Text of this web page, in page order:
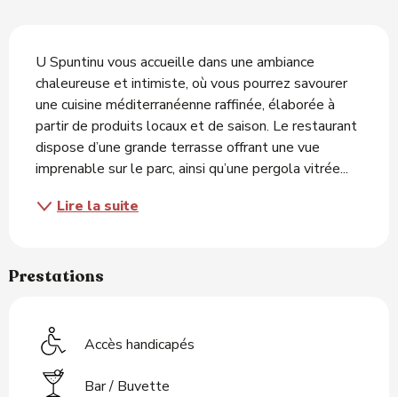
U Spuntinu vous accueille dans une ambiance
chaleureuse et intimiste, où vous pourrez savourer
une cuisine méditerranéenne raffinée, élaborée à
partir de produits locaux et de saison. Le restaurant
dispose d’une grande terrasse offrant une vue
imprenable sur le parc, ainsi qu’une pergola vitrée...
Lire la suite
Prestations
Accès handicapés
Bar / Buvette